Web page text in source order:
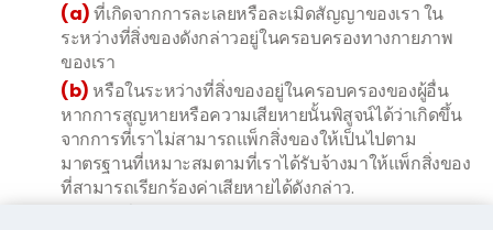
(a)ที่เกิดจากการละเลยหรือละเมิดสัญญาของเรา ใน
ระหว่างที่สิ่งของดังกล่าวอยู่ในครอบครองทางกายภาพ
ของเรา
(b) หรือในระหว่างที่สิ่งของอยู่ในครอบครองของผู้อื่น
หากการสูญหายหรือความเสียหายนั้นพิสูจน์ได้ว่าเกิดขึ้น
จากการที่เราไม่สามารถแพ็กสิ่งของให้เป็นไปตาม
มาตรฐานที่เหมาะสมตามที่เราได้รับจ้างมาให้แพ็กสิ่งของ
ที่สามารถเรียกร้องค่าเสียหายได้ดังกล่าว.